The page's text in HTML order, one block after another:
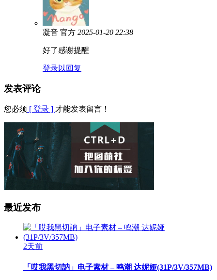
凝音 官方 2025-01-20 22:38
好了感谢提醒
登录以回复
发表评论
您必须 [ 登录 ] 才能发表留言！
最近发布
2天前
「哎我黑切訥」电子素材 – 鸣潮 达妮娅(31P/3V/357MB)